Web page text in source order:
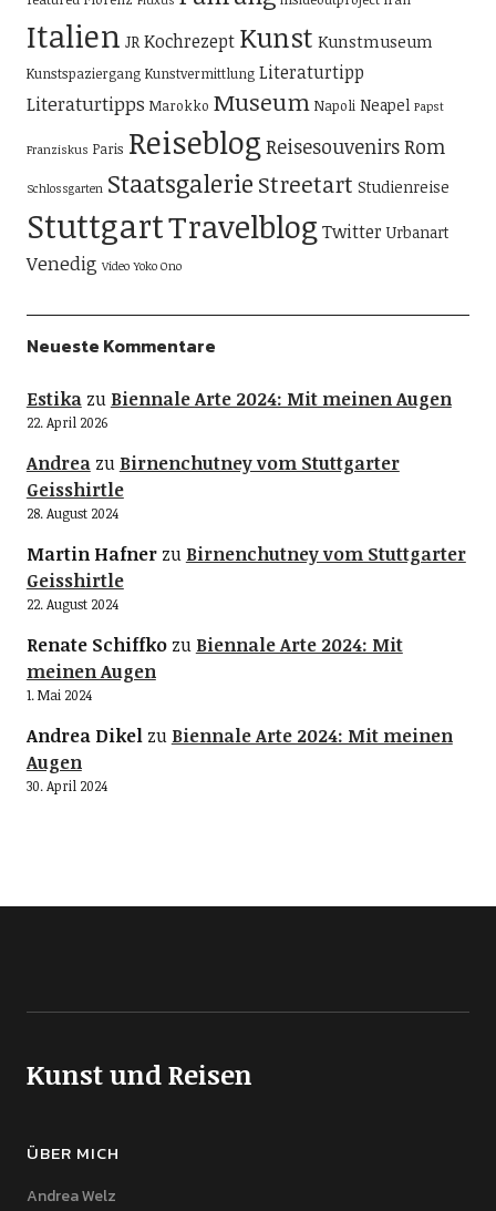
Italien JR Kochrezept Kunst Kunstmuseum
Kunstspaziergang Kunstvermittlung Literaturtipp
Literaturtipps Marokko Museum Napoli Neapel Papst
Franziskus Paris Reiseblog ReisesouvenirsRom
Schlossgarten Staatsgalerie Streetart Studienreise
StuttgartTravelblog Twitter Urbanart
Venedig Video Yoko Ono
Neueste Kommentare
Estikazu Biennale Arte 2024: Mit meinen Augen
22. April 2026
Andreazu Birnenchutney vom Stuttgarter
Geisshirtle
28. August 2024
Martin Hafnerzu Birnenchutney vom Stuttgarter
Geisshirtle
22. August 2024
Renate Schiffkozu Biennale Arte 2024: Mit
meinen Augen
1. Mai 2024
Andrea Dikelzu Biennale Arte 2024: Mit meinen
Augen
30. April 2024
Kunst und Reisen
ÜBER MICH
Andrea Welz